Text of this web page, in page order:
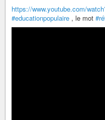
https://www.youtube.com/
#educationpopulaire , le mot